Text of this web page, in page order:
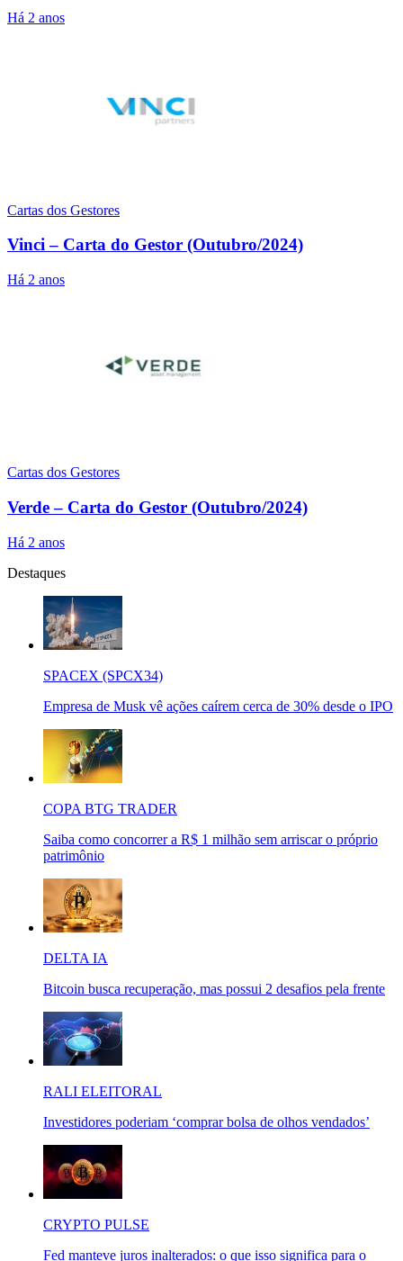
Há 2 anos
Cartas dos Gestores
Vinci – Carta do Gestor (Outubro/2024)
Há 2 anos
Cartas dos Gestores
Verde – Carta do Gestor (Outubro/2024)
Há 2 anos
Destaques
SPACEX (SPCX34)
Empresa de Musk vê ações caírem cerca de 30% desde o IPO
COPA BTG TRADER
Saiba como concorrer a R$ 1 milhão sem arriscar o próprio
patrimônio
DELTA IA
Bitcoin busca recuperação, mas possui 2 desafios pela frente
RALI ELEITORAL
Investidores poderiam ‘comprar bolsa de olhos vendados’
CRYPTO PULSE
Fed manteve juros inalterados: o que isso significa para o